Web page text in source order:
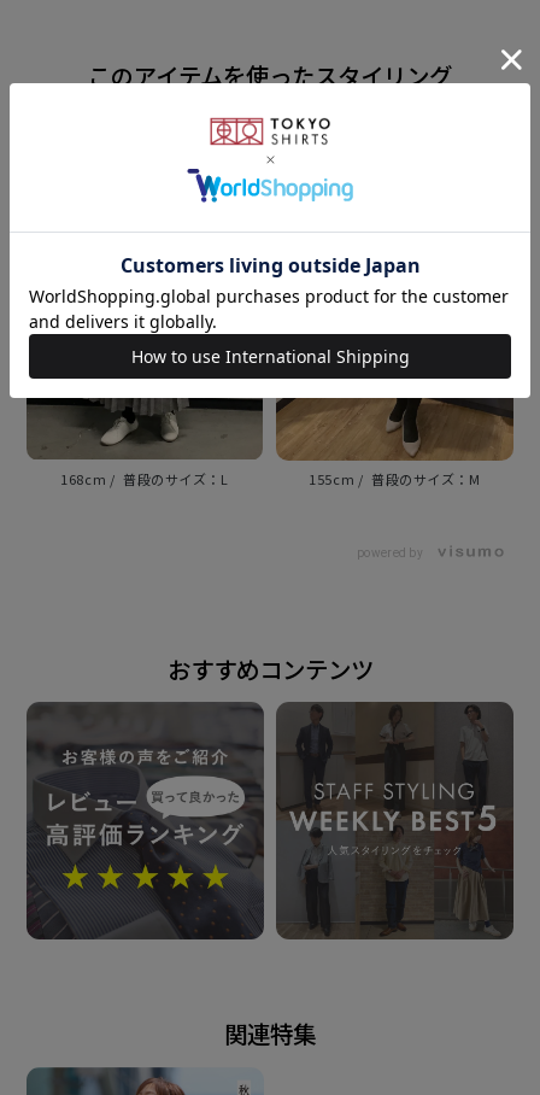
な一枚。
スタンド衿
素材
ポリエステル100%
UVカット加工
2025年9月25日
この商品に対するお問い合わせ
このアイテムを使ったスタイリング
L
168cm M
155cm
powered by
おすすめコンテンツ
関連特集